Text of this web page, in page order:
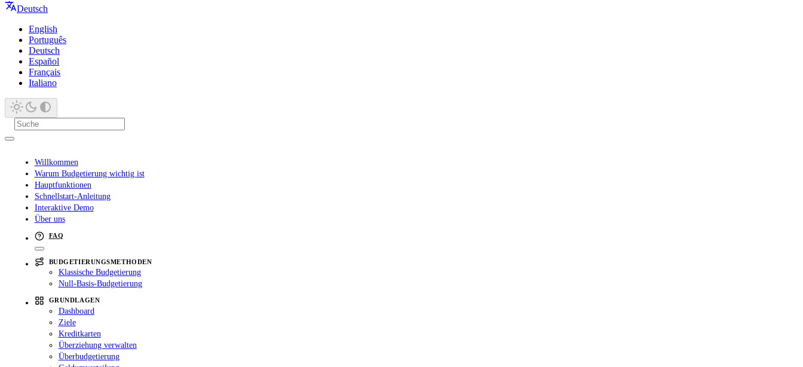
Deutsch
English
Português
Deutsch
Español
Français
Italiano
Willkommen
Warum Budgetierung wichtig ist
Hauptfunktionen
Schnellstart-Anleitung
Interaktive Demo
Über uns
FAQ
BUDGETIERUNGSMETHODEN
Klassische Budgetierung
Null-Basis-Budgetierung
GRUNDLAGEN
Dashboard
Ziele
Kreditkarten
Überziehung verwalten
Überbudgetierung